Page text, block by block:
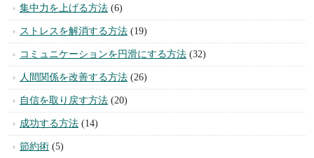
集中力を上げる方法 (6)
ストレスを解消する方法 (19)
コミュニケーションを円滑にする方法 (32)
人間関係を改善する方法 (26)
自信を取り戻す方法 (20)
成功する方法 (14)
節約術 (5)